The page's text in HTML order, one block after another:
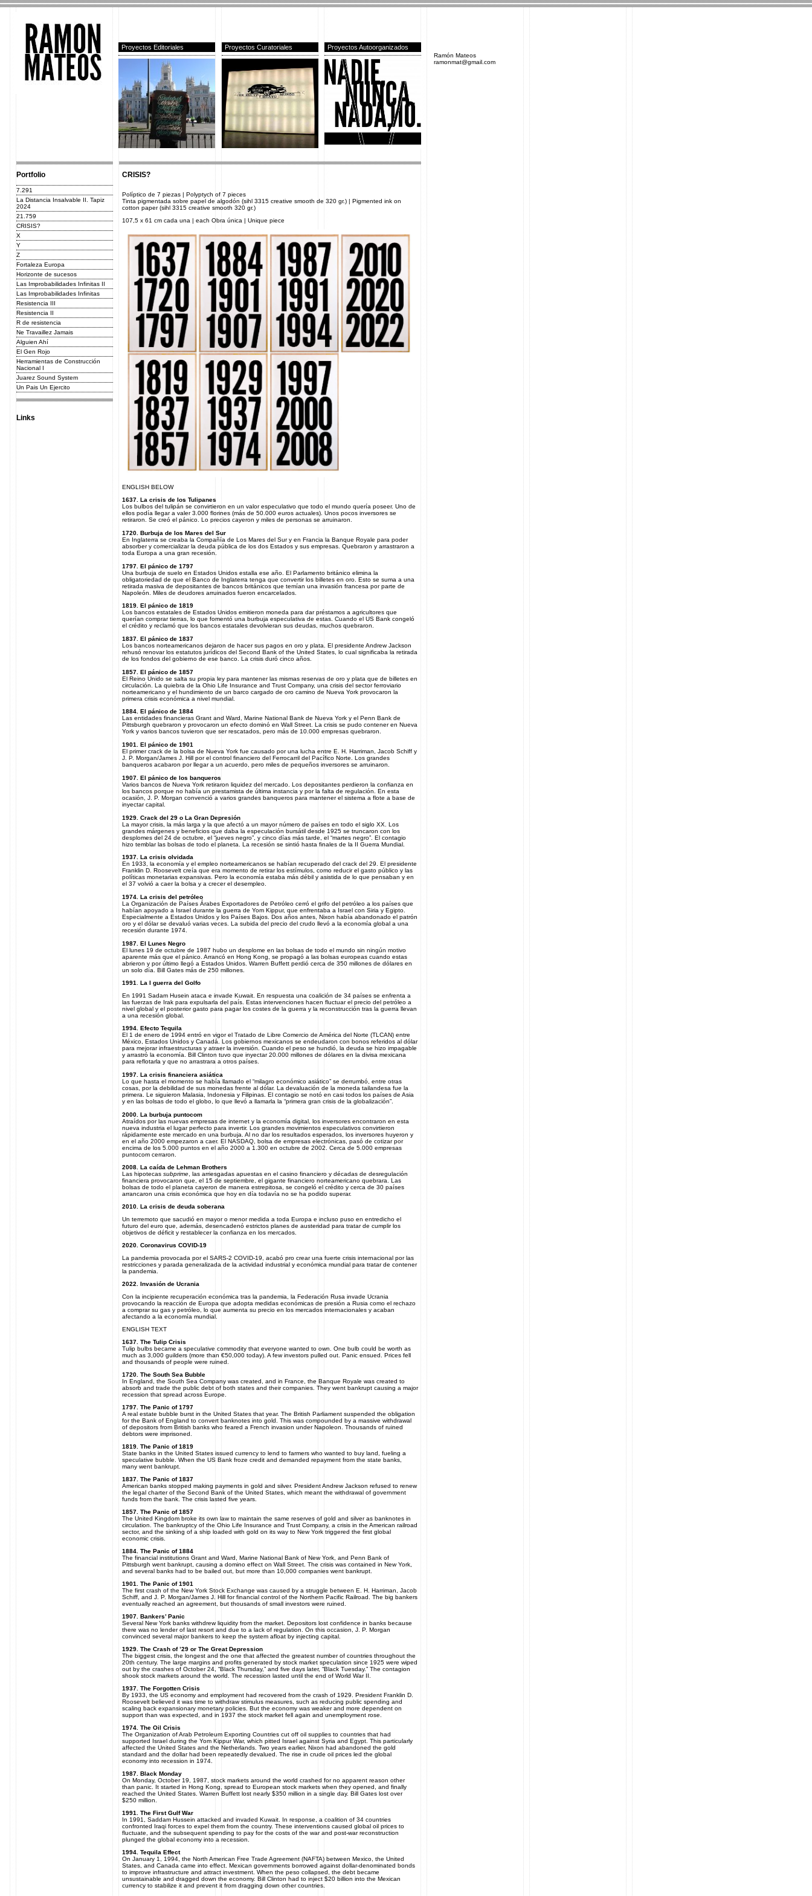
Proyectos Editoriales Proyectos Curatoriales Proyectos Autoorganizados
Ramón Mateos
ramonmat@gmail.com
Portfolio
7.291
La Distancia Insalvable II. Tapiz
2024
21.759
CRISIS?
X
Y
Z
Fortaleza Europa
Horizonte de sucesos
Las Improbabilidades Infinitas II
Las Improbabilidades Infinitas
Resistencia III
Resistencia II
R de resistencia
Ne Travaillez Jamais
Alguien Ahí
El Gen Rojo
Herramientas de Construcción
Nacional I
Juarez Sound System
Un Pais Un Ejercito
Links
CRISIS?
Políptico de 7 piezas | Polyptych of 7 pieces
Tinta pigmentada sobre papel de algodón (sihl 3315 creative smooth de 320 gr.) | Pigmented ink on
cotton paper (sihl 3315 creative smooth 320 gr.)
107,5 x 61 cm cada una | each Obra única | Unique piece
ENGLISH BELOW
1637. La crisis de los Tulipanes
Los bulbos del tulipán se convirtieron en un valor especulativo que todo el mundo quería poseer. Uno de
ellos podía llegar a valer 3.000 florines (más de 50.000 euros actuales). Unos pocos inversores se
retiraron. Se creó el pánico. Lo precios cayeron y miles de personas se arruinaron.
1720. Burbuja de los Mares del Sur
En Inglaterra se creaba la Compañía de Los Mares del Sur y en Francia la Banque Royale para poder
absorber y comercializar la deuda pública de los dos Estados y sus empresas. Quebraron y arrastraron a
toda Europa a una gran recesión.
1797. El pánico de 1797
Una burbuja de suelo en Estados Unidos estalla ese año. El Parlamento británico elimina la
obligatoriedad de que el Banco de Inglaterra tenga que convertir los billetes en oro. Esto se suma a una
retirada masiva de depositantes de bancos británicos que temían una invasión francesa por parte de
Napoleón. Miles de deudores arruinados fueron encarcelados.
1819. El pánico de 1819
Los bancos estatales de Estados Unidos emitieron moneda para dar préstamos a agricultores que
querían comprar tierras, lo que fomentó una burbuja especulativa de estas. Cuando el US Bank congeló
el crédito y reclamó que los bancos estatales devolvieran sus deudas, muchos quebraron.
1837. El pánico de 1837
Los bancos norteamericanos dejaron de hacer sus pagos en oro y plata. El presidente Andrew Jackson
rehusó renovar los estatutos jurídicos del Second Bank of the United States, lo cual significaba la retirada
de los fondos del gobierno de ese banco. La crisis duró cinco años.
1857. El pánico de 1857
El Reino Unido se salta su propia ley para mantener las mismas reservas de oro y plata que de billetes en
circulación. La quiebra de la Ohio Life Insurance and Trust Company, una crisis del sector ferroviario
norteamericano y el hundimiento de un barco cargado de oro camino de Nueva York provocaron la
primera crisis económica a nivel mundial.
1884. El pánico de 1884
Las entidades financieras Grant and Ward, Marine National Bank de Nueva York y el Penn Bank de
Pittsburgh quebraron y provocaron un efecto dominó en Wall Street. La crisis se pudo contener en Nueva
York y varios bancos tuvieron que ser rescatados, pero más de 10.000 empresas quebraron.
1901. El pánico de 1901
El primer crack de la bolsa de Nueva York fue causado por una lucha entre E. H. Harriman, Jacob Schiff y
J. P. Morgan/James J. Hill por el control financiero del Ferrocarril del Pacífico Norte. Los grandes
banqueros acabaron por llegar a un acuerdo, pero miles de pequeños inversores se arruinaron.
1907. El pánico de los banqueros
Varios bancos de Nueva York retiraron liquidez del mercado. Los depositantes perdieron la confianza en
los bancos porque no había un prestamista de última instancia y por la falta de regulación. En esta
ocasión, J. P. Morgan convenció a varios grandes banqueros para mantener el sistema a flote a base de
inyectar capital.
1929. Crack del 29 o La Gran Depresión
La mayor crisis, la más larga y la que afectó a un mayor número de países en todo el siglo XX. Los
grandes márgenes y beneficios que daba la especulación bursátil desde 1925 se truncaron con los
desplomes del 24 de octubre, el “jueves negro”, y cinco días más tarde, el “martes negro”. El contagio
hizo temblar las bolsas de todo el planeta. La recesión se sintió hasta finales de la II Guerra Mundial.
1937. La crisis olvidada
En 1933, la economía y el empleo norteamericanos se habían recuperado del crack del 29. El presidente
Franklin D. Roosevelt creía que era momento de retirar los estímulos, como reducir el gasto público y las
políticas monetarias expansivas. Pero la economía estaba más débil y asistida de lo que pensaban y en
el 37 volvió a caer la bolsa y a crecer el desempleo.
1974. La crisis del petróleo
La Organización de Países Árabes Exportadores de Petróleo cerró el grifo del petróleo a los países que
habían apoyado a Israel durante la guerra de Yom Kippur, que enfrentaba a Israel con Siria y Egipto.
Especialmente a Estados Unidos y los Países Bajos. Dos años antes, Nixon había abandonado el patrón
oro y el dólar se devaluó varias veces. La subida del precio del crudo llevó a la economía global a una
recesión durante 1974.
1987. El Lunes Negro
El lunes 19 de octubre de 1987 hubo un desplome en las bolsas de todo el mundo sin ningún motivo
aparente más que el pánico. Arrancó en Hong Kong, se propagó a las bolsas europeas cuando estas
abrieron y por último llegó a Estados Unidos. Warren Buffett perdió cerca de 350 millones de dólares en
un solo día. Bill Gates más de 250 millones.
1991
La I guerra del Golfo
En 1991 Sadam Husein ataca e invade Kuwait. En respuesta una coalición de 34 países se enfrenta a
las fuerzas de Irak para expulsarla del país. Estas intervenciones hacen fluctuar el precio del petróleo a
nivel global y el posterior gasto para pagar los costes de la guerra y la reconstrucción tras la guerra llevan
a una recesión global.
1994. Efecto Tequila
El 1 de enero de 1994 entró en vigor el Tratado de Libre Comercio de América del Norte (TLCAN) entre
México, Estados Unidos y Canadá. Los gobiernos mexicanos se endeudaron con bonos referidos al dólar
para mejorar infraestructuras y atraer la inversión. Cuando el peso se hundió, la deuda se hizo impagable
y arrastró la economía. Bill Clinton tuvo que inyectar 20.000 millones de dólares en la divisa mexicana
para reflotarla y que no arrastrara a otros países.
1997. La crisis financiera asiática
Lo que hasta el momento se había llamado el “milagro económico asiático” se derrumbó, entre otras
cosas, por la debilidad de sus monedas frente al dólar. La devaluación de la moneda tailandesa fue la
primera. Le siguieron Malasia, Indonesia y Filipinas. El contagio se notó en casi todos los países de Asia
y en las bolsas de todo el globo, lo que llevó a llamarla la “primera gran crisis de la globalización”.
2000. La burbuja puntocom
Atraídos por las nuevas empresas de internet y la economía digital, los inversores encontraron en esta
nueva industria el lugar perfecto para invertir. Los grandes movimientos especulativos convirtieron
rápidamente este mercado en una burbuja. Al no dar los resultados esperados, los inversores huyeron y
en el año 2000 empezaron a caer. El NASDAQ, bolsa de empresas electrónicas, pasó de cotizar por
encima de los 5.000 puntos en el año 2000 a 1.300 en octubre de 2002. Cerca de 5.000 empresas
puntocom cerraron.
2008. La caída de Lehman Brothers
Las hipotecas subprime , las arriesgadas apuestas en el casino financiero y décadas de desregulación
financiera provocaron que, el 15 de septiembre, el gigante financiero norteamericano quebrara. Las
bolsas de todo el planeta cayeron de manera estrepitosa, se congeló el crédito y cerca de 30 países
arrancaron una crisis económica que hoy en día todavía no se ha podido superar.
2010. La crisis de deuda soberana
Un terremoto que sacudió en mayor o menor medida a toda Europa e incluso puso en entredicho el
futuro del euro que, además, desencadenó estrictos planes de austeridad para tratar de cumplir los
objetivos de déficit y restablecer la confianza en los mercados.
2020. Coronavirus COVID-19
La pandemia provocada por el SARS-2 COVID-19, acabó pro crear una fuerte crisis internacional por las
restricciones y parada generalizada de la actividad industrial y económica mundial para tratar de contener
la pandemia.
2022. Invasión de Ucrania
Con la incipiente recuperación económica tras la pandemia, la Federación Rusa invade Ucrania
provocando la reacción de Europa que adopta medidas económicas de presión a Rusia como el rechazo
a comprar su gas y petróleo, lo que aumenta su precio en los mercados internacionales y acaban
afectando a la economía mundial.
ENGLISH TEXT
1637. The Tulip Crisis
Tulip bulbs became a speculative commodity that everyone wanted to own. One bulb could be worth as
much as 3,000 guilders (more than €50,000 today). A few investors pulled out. Panic ensued. Prices fell
and thousands of people were ruined.
1720. The South Sea Bubble
In England, the South Sea Company was created, and in France, the Banque Royale was created to
absorb and trade the public debt of both states and their companies. They went bankrupt causing a major
recession that spread across Europe.
1797. The Panic of 1797
A real estate bubble burst in the United States that year. The British Parliament suspended the obligation
for the Bank of England to convert banknotes into gold. This was compounded by a massive withdrawal
of depositors from British banks who feared a French invasion under Napoleon. Thousands of ruined
debtors were imprisoned.
1819. The Panic of 1819
State banks in the United States issued currency to lend to farmers who wanted to buy land, fueling a
speculative bubble. When the US Bank froze credit and demanded repayment from the state banks,
many went bankrupt.
1837. The Panic of 1837
American banks stopped making payments in gold and silver. President Andrew Jackson refused to renew
the legal charter of the Second Bank of the United States, which meant the withdrawal of government
funds from the bank. The crisis lasted five years.
1857. The Panic of 1857
The United Kingdom broke its own law to maintain the same reserves of gold and silver as banknotes in
circulation. The bankruptcy of the Ohio Life Insurance and Trust Company, a crisis in the American railroad
sector, and the sinking of a ship loaded with gold on its way to New York triggered the first global
economic crisis.
1884. The Panic of 1884
The financial institutions Grant and Ward, Marine National Bank of New York, and Penn Bank of
Pittsburgh went bankrupt, causing a domino effect on Wall Street. The crisis was contained in New York,
and several banks had to be bailed out, but more than 10,000 companies went bankrupt.
1901. The Panic of 1901
The first crash of the New York Stock Exchange was caused by a struggle between E. H. Harriman, Jacob
Schiff, and J. P. Morgan/James J. Hill for financial control of the Northern Pacific Railroad. The big bankers
eventually reached an agreement, but thousands of small investors were ruined.
1907. Bankers’ Panic
Several New York banks withdrew liquidity from the market. Depositors lost confidence in banks because
there was no lender of last resort and due to a lack of regulation. On this occasion, J. P. Morgan
convinced several major bankers to keep the system afloat by injecting capital.
1929. The Crash of ’29 or The Great Depression
The biggest crisis, the longest and the one that affected the greatest number of countries throughout the
20th century. The large margins and profits generated by stock market speculation since 1925 were wiped
out by the crashes of October 24, “Black Thursday,” and five days later, “Black Tuesday.” The contagion
shook stock markets around the world. The recession lasted until the end of World War II.
1937. The Forgotten Crisis
By 1933, the US economy and employment had recovered from the crash of 1929. President Franklin D.
Roosevelt believed it was time to withdraw stimulus measures, such as reducing public spending and
scaling back expansionary monetary policies. But the economy was weaker and more dependent on
support than was expected, and in 1937 the stock market fell again and unemployment rose.
1974. The Oil Crisis
The Organization of Arab Petroleum Exporting Countries cut off oil supplies to countries that had
supported Israel during the Yom Kippur War, which pitted Israel against Syria and Egypt. This particularly
affected the United States and the Netherlands. Two years earlier, Nixon had abandoned the gold
standard and the dollar had been repeatedly devalued. The rise in crude oil prices led the global
economy into recession in 1974.
1987. Black Monday
On Monday, October 19, 1987, stock markets around the world crashed for no apparent reason other
than panic. It started in Hong Kong, spread to European stock markets when they opened, and finally
reached the United States. Warren Buffett lost nearly $350 million in a single day. Bill Gates lost over
$250 million.
1991. The First Gulf War
In 1991, Saddam Hussein attacked and invaded Kuwait. In response, a coalition of 34 countries
confronted Iraqi forces to expel them from the country. These interventions caused global oil prices to
fluctuate, and the subsequent spending to pay for the costs of the war and post-war reconstruction
plunged the global economy into a recession.
1994. Tequila Effect
On January 1, 1994, the North American Free Trade Agreement (NAFTA) between Mexico, the United
States, and Canada came into effect. Mexican governments borrowed against dollar-denominated bonds
to improve infrastructure and attract investment. When the peso collapsed, the debt became
unsustainable and dragged down the economy. Bill Clinton had to inject $20 billion into the Mexican
currency to stabilize it and prevent it from dragging down other countries.